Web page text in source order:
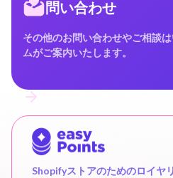
問い合わせ
その他のお問い合わせやご相談
ムがご案内いたします。
Shopifyストアのためのロイヤ